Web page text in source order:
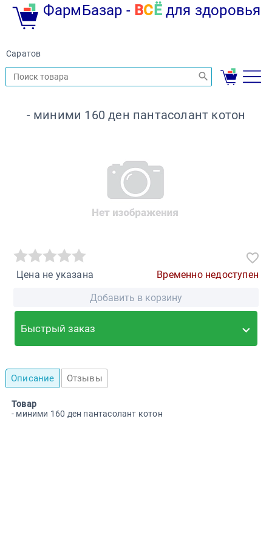
ФармБазар - ВС Ёдля здоровья
Саратов
- миними 160 ден пантасолант котон
Цена не указана
Временно недоступен
Добавить в корзину
Быстрый заказ
Описание Отзывы
Товар
- миними 160 ден пантасолант котон